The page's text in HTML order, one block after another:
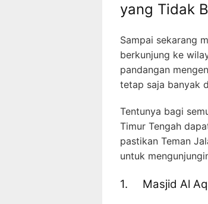
yang Tidak
Sampai sekarang
berkunjung ke
pandangan
tetap saja banyak
Tentunya bagi
Timur Tengah
pastikan Teman
untuk
1. Masjid Al